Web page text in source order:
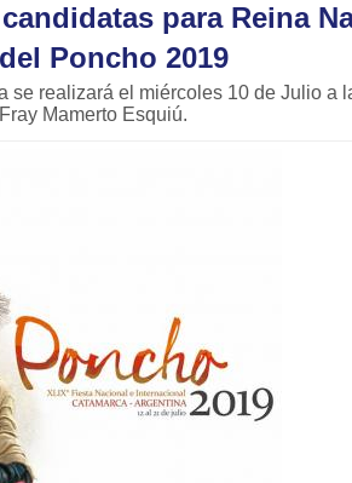
para Reina
Poncho 2019
se realizará el miércoles 10 de Julio a
Mamerto Esquiú.